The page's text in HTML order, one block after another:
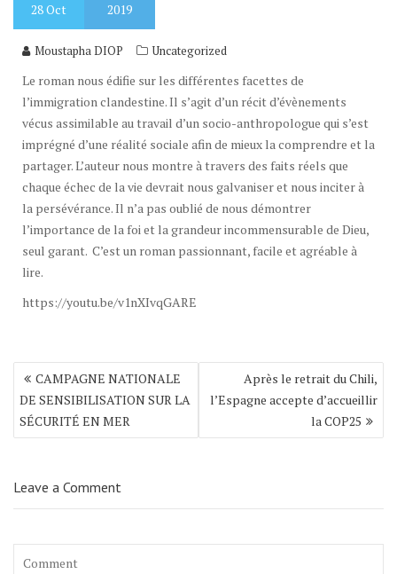
28Oct 2019
Moustapha DIOP Uncategorized
Le roman nous édifie sur les différentes facettes de
l’immigration clandestine. Il s’agit d’un récit d’évènements
vécus assimilable au travail d’un socio-anthropologue qui s’est
imprégné d’une réalité sociale afin de mieux la comprendre et la
partager. L’auteur nous montre à travers des faits réels que
chaque échec de la vie devrait nous galvaniser et nous inciter à
la persévérance. Il n’a pas oublié de nous démontrer
l’importance de la foi et la grandeur incommensurable de Dieu,
seul garant. C’est un roman passionnant, facile et agréable à
lire.
https://youtu.be/v1nXIvqGARE
Navigation
de
l’article
CAMPAGNE NATIONALE
DE SENSIBILISATION SUR LA
SÉCURITÉ EN MER
Après le retrait du Chili,
l’Espagne accepte d’accueillir
la COP25
Leave a Comment